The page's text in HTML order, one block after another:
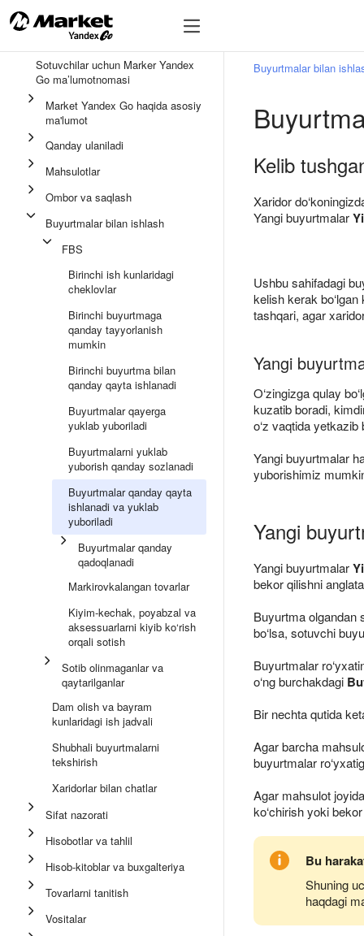
Sotuvchilar uchun Marker Yandex
Go ma’lumotnomasi
Market Yandex Go haqida asosiy
ma'lumot
Qanday ulaniladi
Mahsulotlar
Ombor va saqlash
Buyurtmalar bilan ishlash
FBS
Birinchi ish kunlaridagi
cheklovlar
Birinchi buyurtmaga
qanday tayyorlanish
mumkin
Birinchi buyurtma bilan
qanday qayta ishlanadi
Buyurtmalar qayerga
yuklab yuboriladi
Buyurtmalarni yuklab
yuborish qanday sozlanadi
Buyurtmalar qanday qayta
ishlanadi va yuklab
yuboriladi
Buyurtmalar qanday
qadoqlanadi
Markirovkalangan tovarlar
Kiyim-kechak, poyabzal va
aksessuarlarni kiyib ko‘rish
orqali sotish
Sotib olinmaganlar va
qaytarilganlar
Dam olish va bayram
kunlaridagi ish jadvali
Shubhali buyurtmalarni
tekshirish
Xaridorlar bilan chatlar
Sifat nazorati
Hisobotlar va tahlil
Hisob-kitoblar va buxgalteriya
Tovarlarni tanitish
Vositalar
Buyurtmalar bilan
Kelib
Xaridor
Yangi buyurtmalar
Ushbu sahifadagi
kelish kerak
tashqari, agar
Yangi
O‘zingizga qulay
kuzatib boradi,
o‘z vaqtida
Yangi buyurtmalar
yuborishimiz
Yangi
Yangi buyurtmalar
bekor qilishni
Buyurtma olgandan
bo‘lsa, sotuvchi
Buyurtmalar
o‘ng burchakdagi
Bir nechta qutida
Agar barcha
buyurtmalar
Agar mahsulot
ko‘chirish yoki
Bu
Shuning
haqdagi